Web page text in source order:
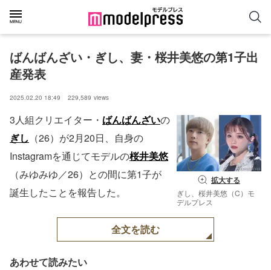
ばんばんざい・ぎし、妻・桜井美悠の第1子出
産発表
2025.02.20 18:49 229,589 views
拡大する
ぎし、桜井美悠（C）モ
デルプレス
3人組クリエイター・ ばんばんざいの
ぎし （26）が2月20日、自身の
Instagramを通じてモデルの桜井美悠
（みゆみゆ／26）との間に第1子が
誕生したことを報告した。
全文を読む
あわせて読みたい